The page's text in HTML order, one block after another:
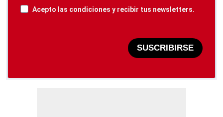
Acepto las condiciones y recibir tus newsletters.
SUSCRIBIRSE